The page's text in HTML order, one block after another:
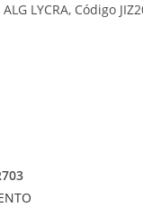
LYCRA, Código